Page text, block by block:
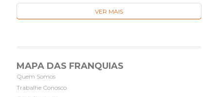
VER MAIS
MAPA DAS FRANQUIAS
Quem Somos
Trabalhe Conosco